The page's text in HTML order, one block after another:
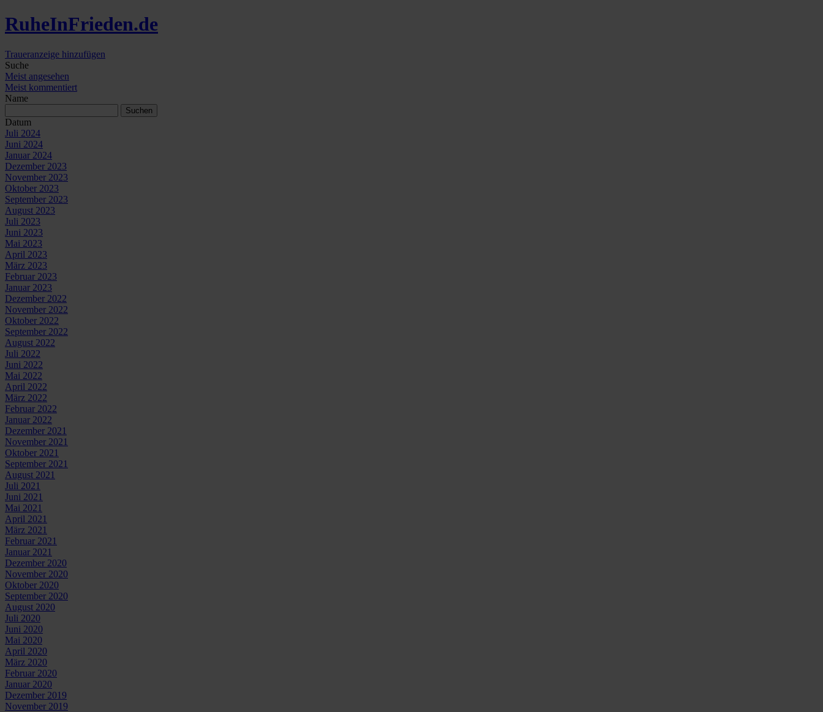
RuheInFrieden.de
Traueranzeige hinzufügen
Suche
Meist angesehen
Meist kommentiert
Name
Datum
Juli 2024
Juni 2024
Januar 2024
Dezember 2023
November 2023
Oktober 2023
September 2023
August 2023
Juli 2023
Juni 2023
Mai 2023
April 2023
März 2023
Februar 2023
Januar 2023
Dezember 2022
November 2022
Oktober 2022
September 2022
August 2022
Juli 2022
Juni 2022
Mai 2022
April 2022
März 2022
Februar 2022
Januar 2022
Dezember 2021
November 2021
Oktober 2021
September 2021
August 2021
Juli 2021
Juni 2021
Mai 2021
April 2021
März 2021
Februar 2021
Januar 2021
Dezember 2020
November 2020
Oktober 2020
September 2020
August 2020
Juli 2020
Juni 2020
Mai 2020
April 2020
März 2020
Februar 2020
Januar 2020
Dezember 2019
November 2019